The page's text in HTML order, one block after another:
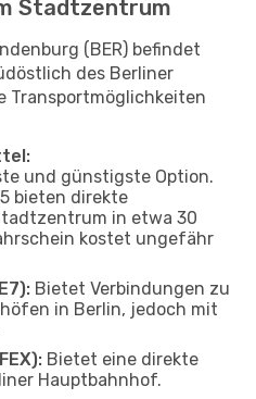
Stadtzentrum
(BER) befindet
des Berliner
Transportmöglichkeiten
und günstigste Option.
bieten direkte
in etwa 30
kostet ungefähr
Bietet Verbindungen zu
in Berlin, jedoch mit
Bietet eine direkte
Hauptbahnhof.